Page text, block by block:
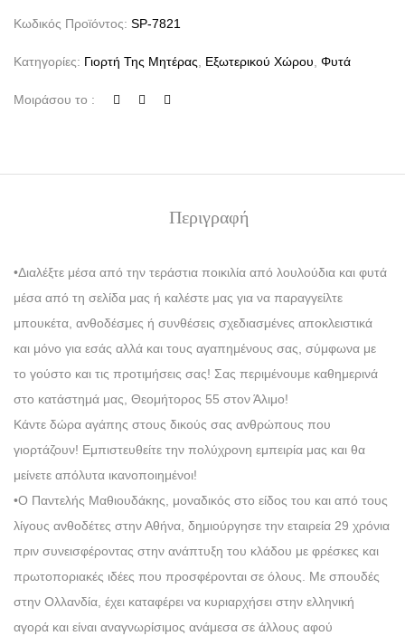
Κωδικός Προϊόντος: SP-7821
Κατηγορίες: Γιορτή Της Μητέρας, Εξωτερικού Χώρου, Φυτά
Μοιράσου το :
Περιγραφή
•Διαλέξτε μέσα από την τεράστια ποικιλία από λουλούδια και φυτά
μέσα από τη σελίδα μας ή καλέστε μας για να παραγγείλτε
μπουκέτα, ανθοδέσμες ή συνθέσεις σχεδιασμένες αποκλειστικά
και μόνο για εσάς αλλά και τους αγαπημένους σας, σύμφωνα με
το γούστο και τις προτιμήσεις σας! Σας περιμένουμε καθημερινά
στο κατάστημά μας, Θεομήτορος 55 στον Άλιμο!
Κάντε δώρα αγάπης στους δικούς σας ανθρώπους που
γιορτάζουν! Εμπιστευθείτε την πολύχρονη εμπειρία μας και θα
μείνετε απόλυτα ικανοποιημένοι!
•Ο Παντελής Μαθιουδάκης, μοναδικός στο είδος του και από τους
λίγους ανθοδέτες στην Αθήνα, δημιούργησε την εταιρεία 29 χρόνια
πριν συνεισφέροντας στην ανάπτυξη του κλάδου με φρέσκες και
πρωτοποριακές ιδέες που προσφέρονται σε όλους. Με σπουδές
στην Ολλανδία, έχει καταφέρει να κυριαρχήσει στην ελληνική
αγορά και είναι αναγνωρίσιμος ανάμεσα σε άλλους αφού